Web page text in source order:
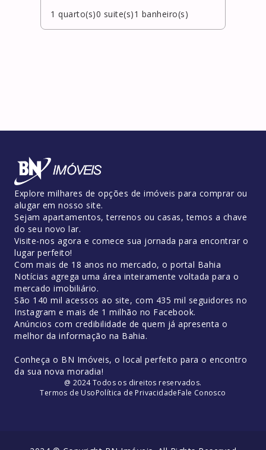
1 quarto(s)0 suite(s)1 banheiro(s)
Explore milhares de opções de imóveis para comprar ou
alugar em nosso site.
Sejam apartamentos, terrenos ou casas, temos a chave
do seu novo lar.
Visite-nos agora e comece sua jornada para encontrar o
lugar perfeito!
Com mais de 18 anos no mercado, o portal Bahia
Notícias agrega uma área inteiramente voltada para o
mercado imobiliário.
São 140 mil acessos ao site, com 435 mil seguidores no
Instagram e mais de 1 milhão no Facebook.
Anúncios com credibilidade de quem já apresenta o
melhor da informação na Bahia.
Conheça o BN Imóveis, o local perfeito para o encontro
da sua nova moradia!
@ 2024 Todos os direitos reservados.
Termos de UsoPolítica de PrivacidadeFale Conosco